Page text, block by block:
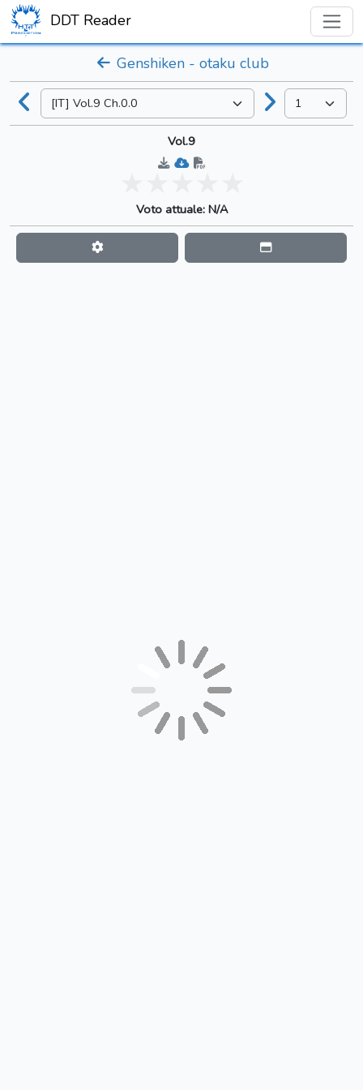
DDT Reader
Genshiken - otaku club
Vol.9
Voto attuale: N/A